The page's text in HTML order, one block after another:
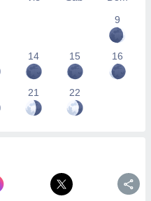
9
14 15 16
21 22